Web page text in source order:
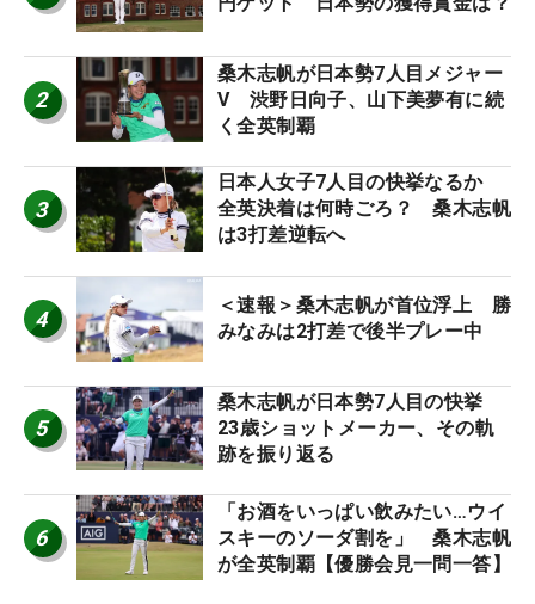
2
桑木志帆が日本勢7人目メジャー
V 渋野日向子、山下美夢有に続
く全英制覇
3
日本人女子7人目の快挙なるか
全英決着は何時ごろ？ 桑木志帆
は3打差逆転へ
4
＜速報＞桑木志帆が首位浮上 勝
みなみは2打差で後半プレー中
5
桑木志帆が日本勢7人目の快挙
23歳ショットメーカー、その軌
跡を振り返る
6
「お酒をいっぱい飲みたい…ウイ
スキーのソーダ割を」 桑木志帆
が全英制覇【優勝会見一問一答】